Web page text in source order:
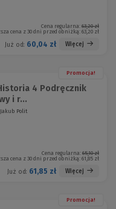
Cena regularna: 63,20 zł
cena z 30 dni przed obniżką:63,20 zł
Już od: 60,04 zł Więcej
Promocja!
4 Podręcznik
i r...
Polit
Cena regularna: 65,10 zł
cena z 30 dni przed obniżką:61,85 zł
Już od: 61,85 zł Więcej
Promocja!